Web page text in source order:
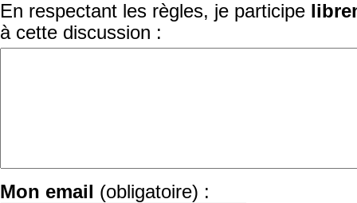
En respectant les règles, je participe
à cette discussion :
Mon email (obligatoire) :